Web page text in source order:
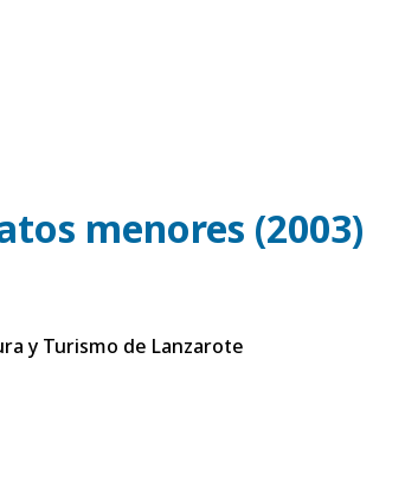
menores (2003)
y Turismo de Lanzarote